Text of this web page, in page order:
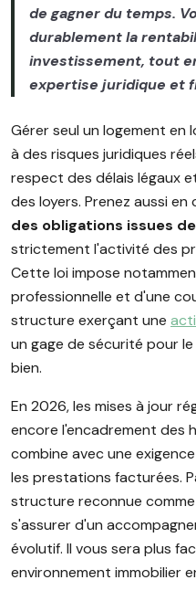
de gagner du temps.
durablement la
investissement, tout
expertise juridique et
Gérer seul un logement
à des risques juridiques
respect des délais légaux
des loyers. Prenez aussi
des obligations issues
strictement l'activité des
Cette loi impose
professionnelle et d'une
structure exerçant une
un gage de sécurité pour
bien.
En 2026, les mises à jour
encore l'encadrement des
combine avec une
les prestations facturées.
structure reconnue
s'assurer d'un
évolutif. Il vous sera plus
environnement immobilier